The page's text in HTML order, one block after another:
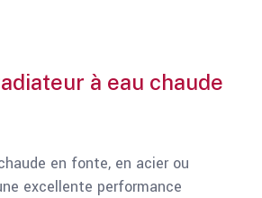
à eau chaude
en fonte, en acier ou
excellente performance